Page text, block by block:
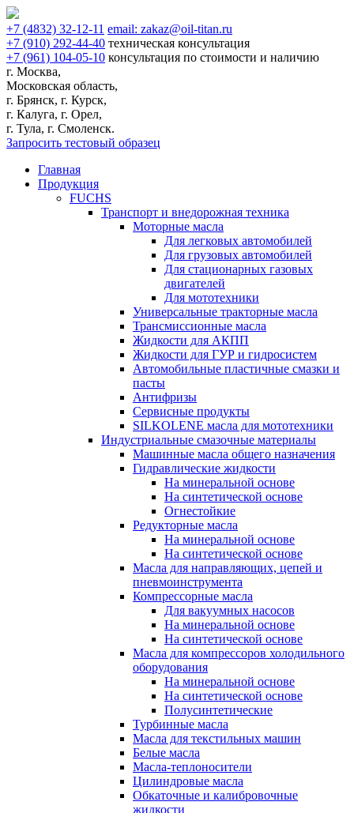
+7 (4832) 32-12-11 email: zakaz@oil-titan.ru
+7 (910) 292-44-40 техническая консультация
+7 (961) 104-05-10 консультация по стоимости и наличию
г. Москва,
Московская область,
г. Брянск, г. Курск,
г. Калуга, г. Орел,
г. Тула, г. Смоленск.
Запросить тестовый образец
Главная
Продукция
FUCHS
Транспорт и внедорожная техника
Моторные масла
Для легковых автомобилей
Для грузовых автомобилей
Для стационарных газовых
двигателей
Для мототехники
Универсальные тракторные масла
Трансмиссионные масла
Жидкости для АКПП
Жидкости для ГУР и гидросистем
Автомобильные пластичные смазки и
пасты
Антифризы
Сервисные продукты
SILKOLENE масла для мототехники
Индустриальные смазочные материалы
Машинные масла общего назначения
Гидравлические жидкости
На минеральной основе
На синтетической основе
Огнестойкие
Редукторные масла
На минеральной основе
На синтетической основе
Масла для направляющих, цепей и
пневмоинструмента
Компрессорные масла
Для вакуумных насосов
На минеральной основе
На синтетической основе
Масла для компрессоров холодильного
оборудования
На минеральной основе
На синтетической основе
Полусинтетические
Турбинные масла
Масла для текстильных машин
Белые масла
Масла-теплоносители
Цилиндровые масла
Обкаточные и калибровочные
жидкости